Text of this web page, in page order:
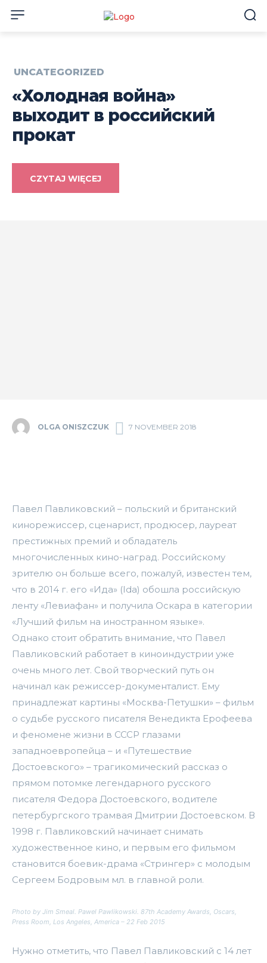
UNCATEGORIZED
«Холодная война»
выходит в российский
прокат
CZYTAJ WIĘCEJ
OLGA ONISZCZUK 7 NOVEMBER 2018
Павел Павликовский – польский и британский
кинорежиссер, сценарист, продюсер, лауреат
престижных премий и обладатель
многочисленных кино-наград. Российскому
зрителю он больше всего, пожалуй, известен тем,
что в 2014 г. его «Ида» (Ida) обошла российскую
ленту «Левиафан» и получила Оскара в категории
«Лучший фильм на иностранном языке».
Однако стоит обратить внимание, что Павел
Павликовский работает в киноиндустрии уже
очень много лет. Свой творческий путь он
начинал как режиссер-документалист. Ему
принадлежат картины «Москва-Петушки» – фильм
о судьбе русского писателя Венедикта Ерофеева
и феномене жизни в СССР глазами
западноевропейца – и «Путешествие
Достоевского» – трагикомический рассказ о
прямом потомке легендарного русского
писателя Федора Достоевского, водителе
петербургского трамвая Дмитрии Достоевском. В
1998 г. Павликовский начинает снимать
художественное кино, и первым его фильмом
становится боевик-драма «Стрингер» с молодым
Сергеем Бодровым мл. в главной роли.
Photo by Jim Smeal. Pawel Pawlikowski. 87th Academy Awards, Oscars,
Press Room, Los Angeles, America – 22 Feb 2015
Нужно отметить, что Павел Павликовский с 14 лет